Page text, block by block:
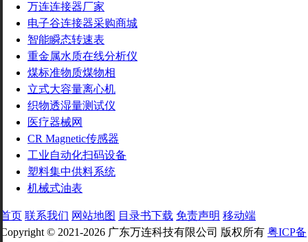
万连连接器厂家
电子谷连接器采购商城
智能瞬态转速表
重金属水质在线分析仪
煤标准物质煤物相
立式大容量离心机
织物透湿量测试仪
医疗器械网
CR Magnetic传感器
工业自动化扫码设备
塑料集中供料系统
机械式油表
首页 联系我们 网站地图 目录书下载 免责声明 移动端
Copyright © 2021-2026 广东万连科技有限公司 版权所有 粤ICP备